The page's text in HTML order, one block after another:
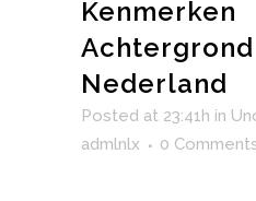
Kenmerken
Achtergrond
Nederland
Posted at 23:41h in
admlnlx
0